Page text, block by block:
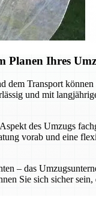
Planen Ihres
Transport
und mit
des Umzugs
vorab und eine
– das
Sie sich sicher